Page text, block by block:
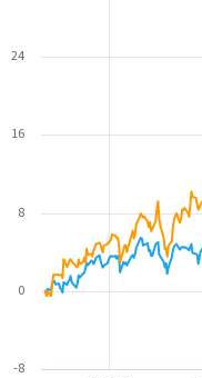
-8
0
8
16
24